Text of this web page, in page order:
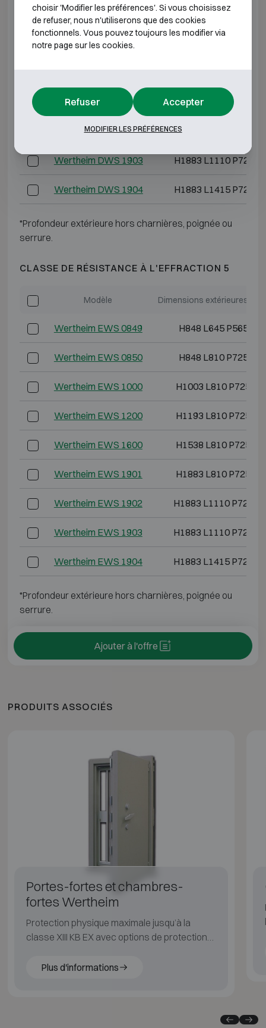
Wertheim DWS 1000 H1003 L810 P725
Wertheim DWS 1200
Wertheim DWS 1600 H1538 L810 P725
Wertheim DWS 1901 H1883 L810 P725
Wertheim DWS 1902 H1883 L1110 P725
Wertheim DWS 1903 H1883 L1110 P725
Wertheim DWS 1904 H1883 L1415 P725
*Profondeur extérieure hors charnières, poignée ou
serrure.
CLASSE DE RÉSISTANCE À L'EFFRACTION 5
Modèle Dimensions extérieures
Wertheim EWS 0849 H848 L645 P565
Wertheim EWS 0850 H848 L810 P725
Wertheim EWS 1000 H1003 L810 P725
Wertheim EWS 1200 H1193 L810 P725
Wertheim EWS 1600 H1538 L810 P725
Wertheim EWS 1901 H1883 L810 P725
Wertheim EWS 1902 H1883 L1110 P725
Wertheim EWS 1903 H1883 L1110 P725
Wertheim EWS 1904 H1883 L1415 P725
*Profondeur extérieure hors charnières, poignée ou
serrure.
Ajouter à l'offre
PRODUITS ASSOCIÉS
Portes-fortes et chambres-
fortes Wertheim
Protection physique maximale jusqu’à la
classe XIII KB EX avec options de protection
Plus d'informations
choisir 'Modifier les préférences'. Si vous choisissez
de refuser, nous n'utiliserons que des cookies
fonctionnels. Vous pouvez toujours les modifier via
notre page sur les cookies.
Refuser Accepter
MODIFIER LES PRÉFÉRENCES